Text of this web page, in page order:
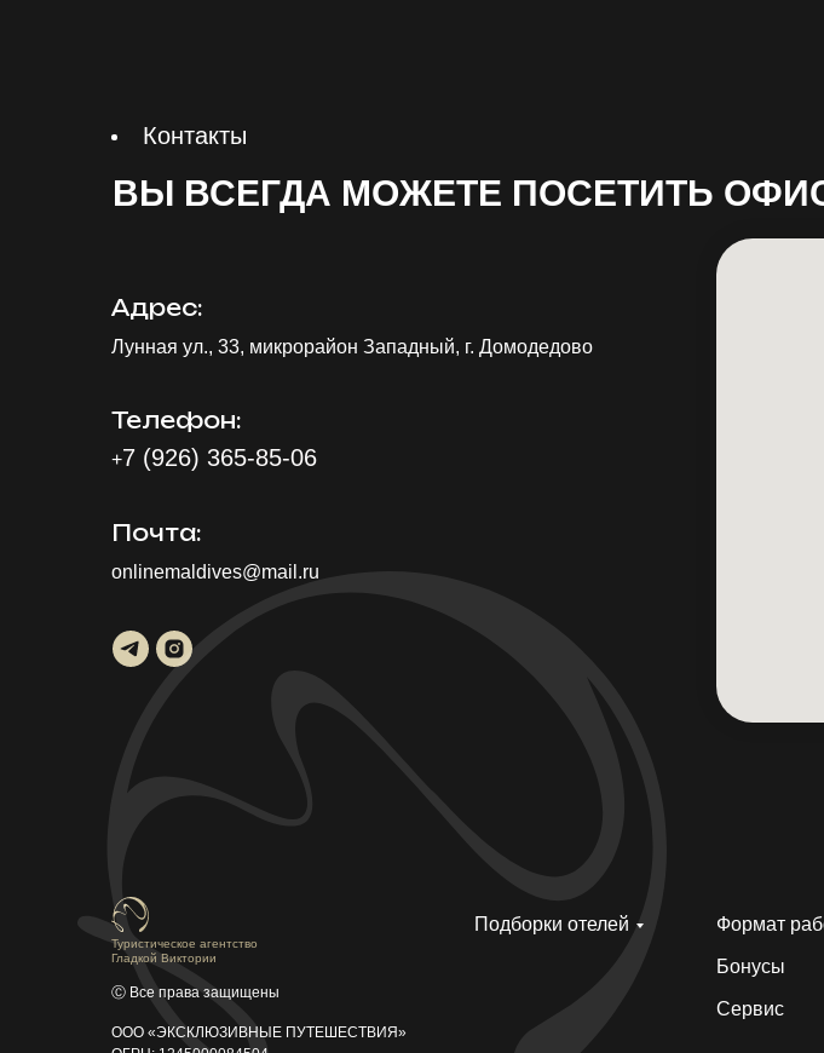
Контакты
ВЫ ВСЕГДА МОЖЕТЕ ПОСЕТИТЬ
Адрес:
Лунная ул., 33, микрорайон Западный, г. Домодедово
Телефон:
+7 (926) 365-85-06
Почта:
onlinemaldives@mail.ru
Ⓒ Все права защищены
ООО «ЭКСКЛЮЗИВНЫЕ ПУТЕШЕСТВИЯ»
Подборки отелей
Сервис
Формат
Бонусы
Туристическое агентство
Гладкой Виктории